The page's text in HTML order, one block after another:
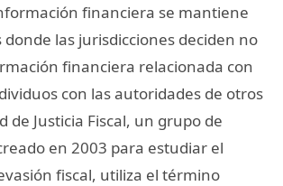
financiera se mantiene
donde las jurisdicciones deciden no
financiera relacionada con
con las autoridades de otros
de Justicia Fiscal, un grupo de
en 2003 para estudiar el
fiscal, utiliza el término